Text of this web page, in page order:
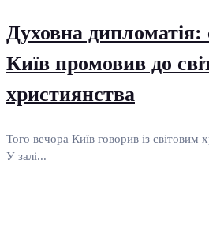
Духовна дипломатія:
Київ промовив до
християнства
Того вечора Київ говорив із світовим
У залі...